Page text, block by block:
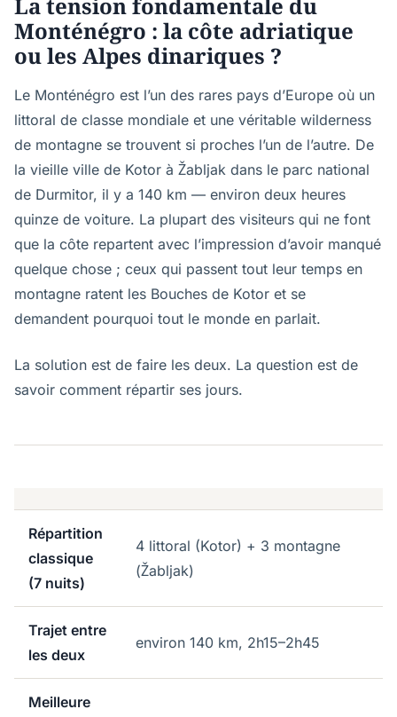
Monténégro : la côte adriatique
ou les Alpes dinariques ?
Le Monténégro est l’un des rares pays d’Europe où un
littoral de classe mondiale et une véritable wilderness
de montagne se trouvent si proches l’un de l’autre. De
la vieille ville de Kotor à Žabljak dans le parc national
de Durmitor, il y a 140 km — environ deux heures
quinze de voiture. La plupart des visiteurs qui ne font
que la côte repartent avec l’impression d’avoir manqué
quelque chose ; ceux qui passent tout leur temps en
montagne ratent les Bouches de Kotor et se
demandent pourquoi tout le monde en parlait.
La solution est de faire les deux. La question est de
savoir comment répartir ses jours.
Répartition
classique
(7 nuits)
4 littoral (Kotor) + 3 montagne
(Žabljak)
Trajet entre
les deux
environ 140 km, 2h15–2h45
Meilleure